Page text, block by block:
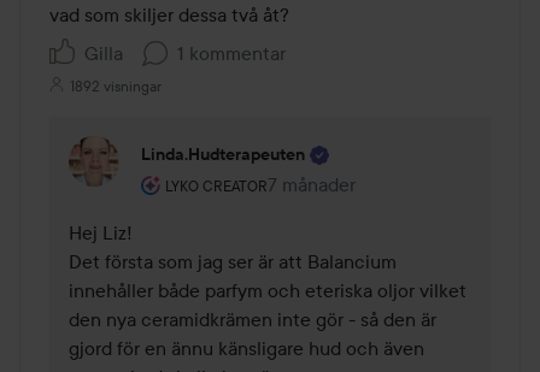
vad som skiljer dessa två åt?
Gilla
1 kommentar
1892 visningar
Linda.hudterapeuten
LYKO CREATOR
Användarens roll: Lyko Creator.
7 månader
Kommentaren lades 7 månader
Hej Liz!
Det första som jag ser är att Balancium
innehåller både parfym och eteriska oljor vilket
den nya ceramidkrämen inte gör - så den är
gjord för en ännu känsligare hud och även